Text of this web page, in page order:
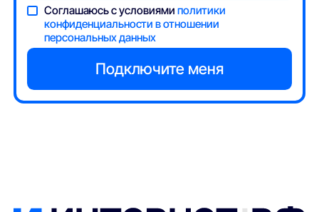
Соглашаюсь с условиямиполитики
конфиденциальности в отношении
персональных данных